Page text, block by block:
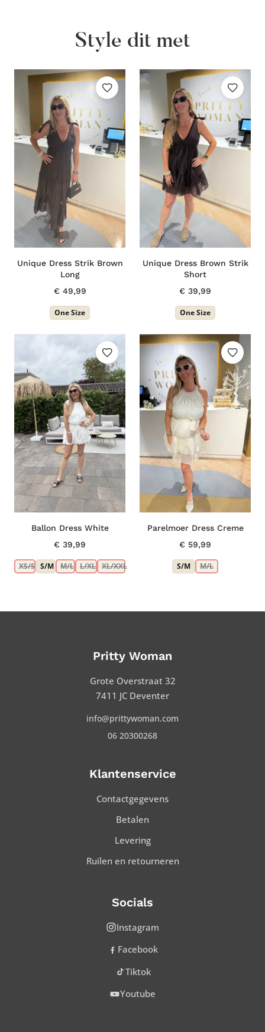
Style dit met
Unique Dress Strik Brown
Long
€ 49,99
One Size
Unique Dress Brown Strik
Short
€ 39,99
One Size
Ballon Dress White
€ 39,99
XS/S S/M M/L L/XL XL/XXL
Parelmoer Dress Creme
€ 59,99
S/M M/L
Pritty Woman
Grote Overstraat 32
7411 JC Deventer
info@prittywoman.com
06 20300268
Klantenservice
Contactgegevens
Betalen
Levering
Ruilen en retourneren
Socials
Instagram
Facebook
Tiktok
Youtube